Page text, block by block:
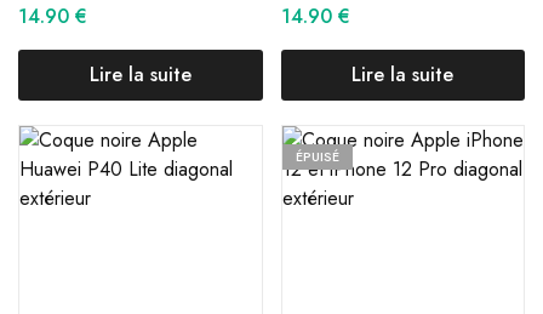
14.90 €
Lire la suite
14.90 €
Lire la suite
ÉPUISÉ